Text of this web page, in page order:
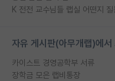
K 전전 교수님들 랩실 어떤지 질
자유 게시판(아무개랩)에
카이스트 경영공학부 서류
장학금 모은 랩비통장